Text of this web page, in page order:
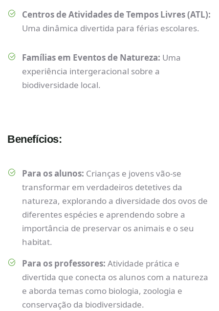
Centros de Atividades de Tempos Livres (ATL):
Uma dinâmica divertida para férias escolares.
Famílias em Eventos de Natureza: Uma
experiência intergeracional sobre a
biodiversidade local.
Benefícios:
Para os alunos: Crianças e jovens vão-se
transformar em verdadeiros detetives da
natureza, explorando a diversidade dos ovos de
diferentes espécies e aprendendo sobre a
importância de preservar os animais e o seu
habitat.
Para os professores: Atividade prática e
divertida que conecta os alunos com a natureza
e aborda temas como biologia, zoologia e
conservação da biodiversidade.